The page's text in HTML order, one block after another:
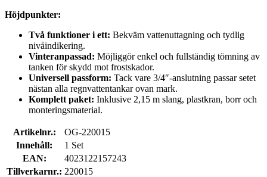
Höjdpunkter:
Två funktioner i ett: Bekväm vattenuttagning och tydlig
nivåindikering.
Vinteranpassad: Möjliggör enkel och fullständig tömning av
tanken för skydd mot frostskador.
Universell passform: Tack vare 3/4″-anslutning passar setet
nästan alla regnvattentankar ovan mark.
Komplett paket: Inklusive 2,15 m slang, plastkran, borr och
monteringsmaterial.
Artikelnr.:
OG-220015
Innehåll:
1 Set
EAN:
4023122157243
Tillverkarnr.: 220015